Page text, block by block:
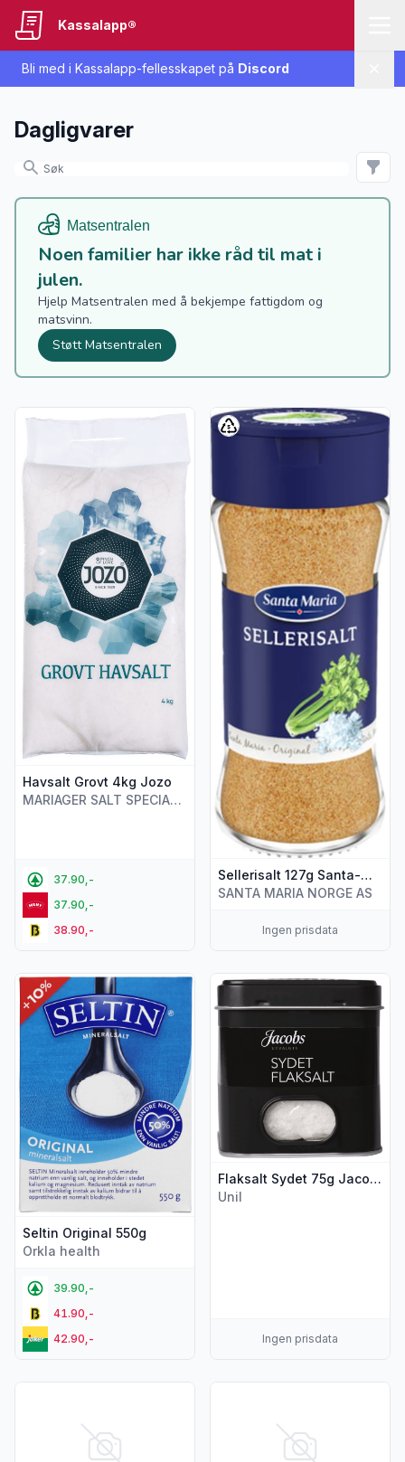
Bli med i Kassalapp-fellesskapet på Discord
Kassalapp®
Dagligvarer
Noen familier har ikke råd til mat i
julen.
Hjelp Matsentralen med å bekjempe fattigdom og
matsvinn.
Støtt Matsentralen
Havsalt Grovt 4kg Jozo
MARIAGER SALT SPECIALTIES
37.90,-
37.90,-
38.90,-
Vis flere detaljer for produktet "Havsalt Grovt 4kg Jozo"
Sellerisalt 127g Santa-Maria
SANTA MARIA NORGE AS
Ingen prisdata
Vis flere detaljer for
Seltin Original 550g
Orkla health
39.90,-
41.90,-
42.90,-
Vis flere detaljer for produktet "Seltin Original 550g"
Flaksalt Sydet 75g Jacobs Utvalgte
Unil
Ingen prisdata
Vis flere detaljer for